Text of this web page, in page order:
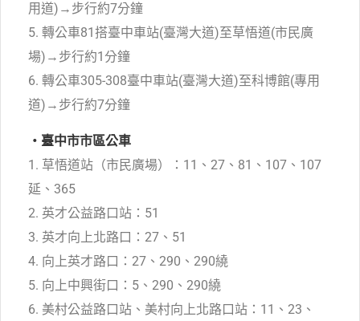
用道)→步行約7分鐘
5. 轉公車81搭臺中車站(臺灣大道)至草悟道(市民廣
場)→步行約1分鐘
6. 轉公車305-308臺中車站(臺灣大道)至科博館(專用
道)→步行約7分鐘
・臺中市市區公車
1. 草悟道站（市民廣場）：11、27、81、107、107
延、365
2. 英才公益路口站：51
3. 英才向上北路口：27、51
4. 向上英才路口：27、290、290繞
5. 向上中興街口：5、290、290繞
6. 美村公益路口站、美村向上北路口站：11、23、